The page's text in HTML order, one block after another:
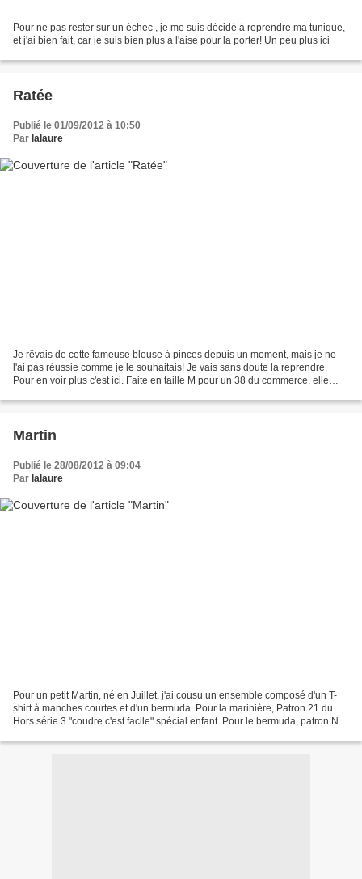
Pour ne pas rester sur un échec , je me suis décidé à reprendre ma tunique,
et j'ai bien fait, car je suis bien plus à l'aise pour la porter! Un peu plus ici
Ratée
Publié le 01/09/2012 à 10:50
Par lalaure
Je rêvais de cette fameuse blouse à pinces depuis un moment, mais je ne
l'ai pas réussie comme je le souhaitais! Je vais sans doute la reprendre.
Pour en voir plus c'est ici. Faite en taille M pour un 38 du commerce, elle
Martin
Publié le 28/08/2012 à 09:04
Par lalaure
Pour un petit Martin, né en Juillet, j'ai cousu un ensemble composé d'un T-
shirt à manches courtes et d'un bermuda. Pour la marinière, Patron 21 du
Hors série 3 "coudre c'est facile" spécial enfant. Pour le bermuda, patron N